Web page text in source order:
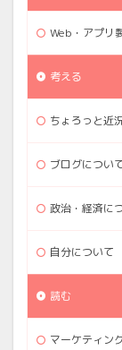
Web・アプリ
考える
ちょろっと近
ブログについ
政治・経済に
自分について
読む
マーケティン